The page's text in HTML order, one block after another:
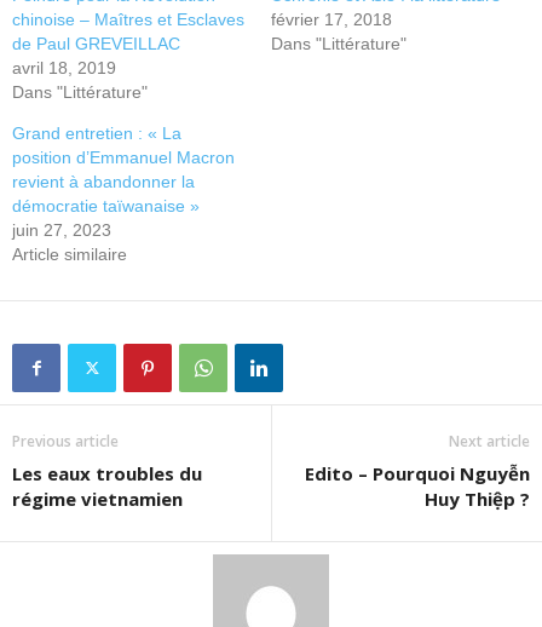
chinoise – Maîtres et Esclaves
de Paul GREVEILLAC
avril 18, 2019
Dans "Littérature"
février 17, 2018
Dans "Littérature"
Grand entretien : « La
position d’Emmanuel Macron
revient à abandonner la
démocratie taïwanaise »
juin 27, 2023
Article similaire
Previous article
Les eaux troubles du
régime vietnamien
Next article
Edito – Pourquoi Nguyễn
Huy Thiệp ?